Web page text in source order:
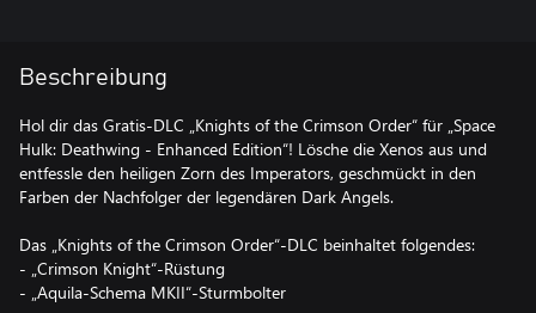
Beschreibung
Hol dir das Gratis-DLC „Knights of the Crimson Order“ für „Space
Hulk: Deathwing - Enhanced Edition“! Lösche die Xenos aus und
entfessle den heiligen Zorn des Imperators, geschmückt in den
Farben der Nachfolger der legendären Dark Angels.
Das „Knights of the Crimson Order“-DLC beinhaltet folgendes:
- „Crimson Knight“-Rüstung
- „Aquila-Schema MKII“-Sturmbolter